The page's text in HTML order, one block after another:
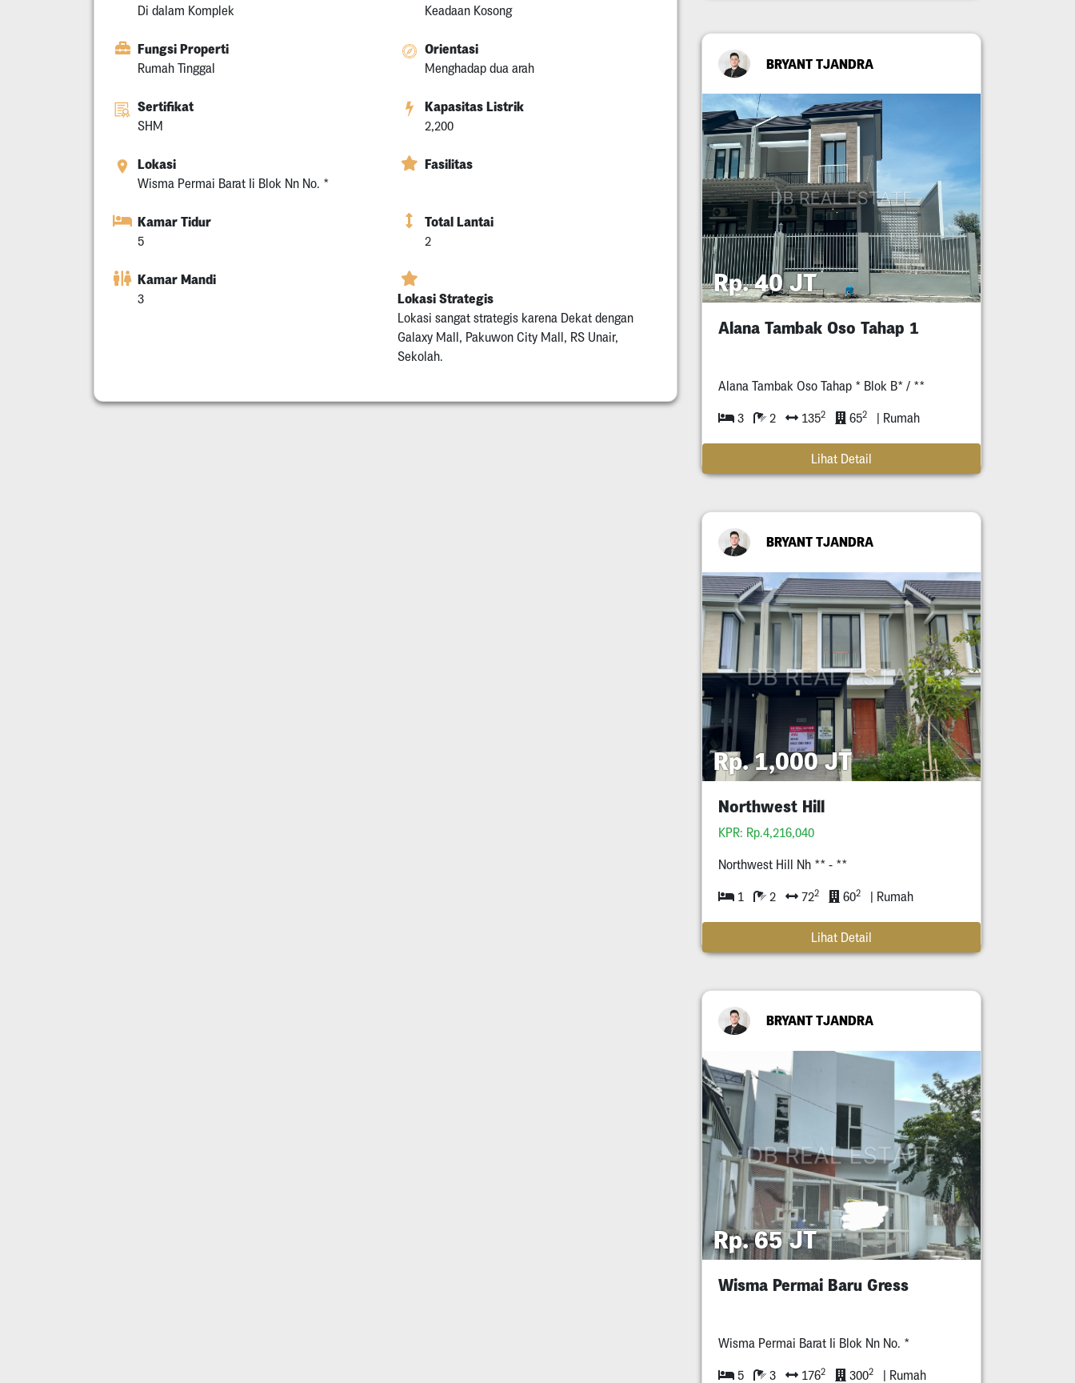
Di dalam Komplek Keadaan Kosong
Fungsi Properti
Rumah Tinggal
Orientasi
Menghadap dua arah
Sertifikat
SHM
Kapasitas Listrik
2,200
Lokasi
Wisma Permai Barat Ii Blok Nn No. *
Fasilitas
Kamar Tidur
5
Total Lantai
2
Kamar Mandi
3 Lokasi Strategis
Lokasi sangat strategis karena Dekat dengan
Galaxy Mall, Pakuwon City Mall, RS Unair,
Sekolah.
BRYANT TJANDRA
Rp. 40 JT
Alana Tambak Oso Tahap 1
Alana Tambak Oso Tahap * Blok B* / **
3 2 1352 652 | Rumah
Lihat Detail
BRYANT TJANDRA
Rp. 1,000 JT
Northwest Hill
KPR: Rp.4,216,040
Northwest Hill Nh ** - **
1 2 722 602 | Rumah
Lihat Detail
BRYANT TJANDRA
Rp. 65 JT
Wisma Permai Baru Gress
Wisma Permai Barat Ii Blok Nn No. *
5 3 1762 3002 | Rumah